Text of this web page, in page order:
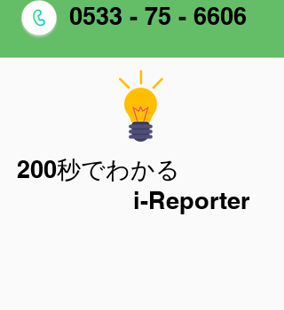
0533 - 75 - 6606
200秒でわかる
i-Reporter